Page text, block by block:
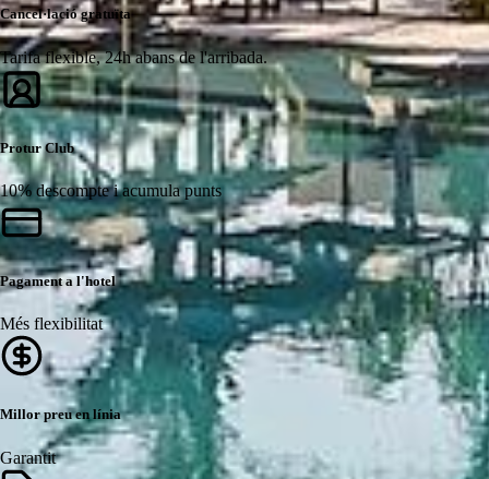
Cancel·lació gratuïta
Tarifa flexible, 24h abans de l'arribada.
Protur Club
10% descompte i acumula punts
Pagament a l'hotel
Més flexibilitat
Millor preu en línia
Garantit